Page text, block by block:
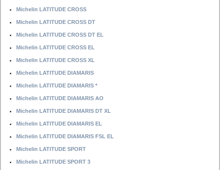
Michelin LATITUDE CROSS
Michelin LATITUDE CROSS DT
Michelin LATITUDE CROSS DT EL
Michelin LATITUDE CROSS EL
Michelin LATITUDE CROSS XL
Michelin LATITUDE DIAMARIS
Michelin LATITUDE DIAMARIS *
Michelin LATITUDE DIAMARIS AO
Michelin LATITUDE DIAMARIS DT XL
Michelin LATITUDE DIAMARIS EL
Michelin LATITUDE DIAMARIS FSL EL
Michelin LATITUDE SPORT
Michelin LATITUDE SPORT 3